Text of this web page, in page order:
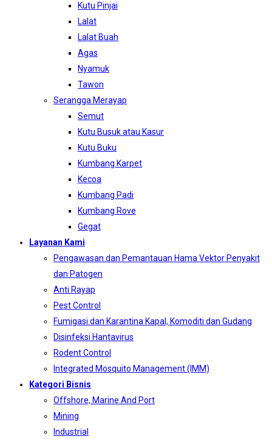
Kutu Pinjai
Lalat
Lalat Buah
Agas
Nyamuk
Tawon
Serangga Merayap
Semut
Kutu Busuk atau Kasur
Kutu Buku
Kumbang Karpet
Kecoa
Kumbang Padi
Kumbang Rove
Gegat
Layanan Kami
Pengawasan dan Pemantauan Hama Vektor Penyakit
dan Patogen
Anti Rayap
Pest Control
Fumigasi dan Karantina Kapal, Komoditi dan Gudang
Disinfeksi Hantavirus
Rodent Control
Integrated Mosquito Management (IMM)
Kategori Bisnis
Offshore, Marine And Port
Mining
Industrial